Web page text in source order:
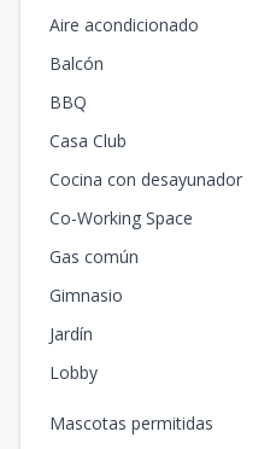
Aire acondicionado
Balcón
BBQ
Casa Club
Cocina con desayunador
Co-Working Space
Gas común
Gimnasio
Jardín
Lobby
Mascotas permitidas